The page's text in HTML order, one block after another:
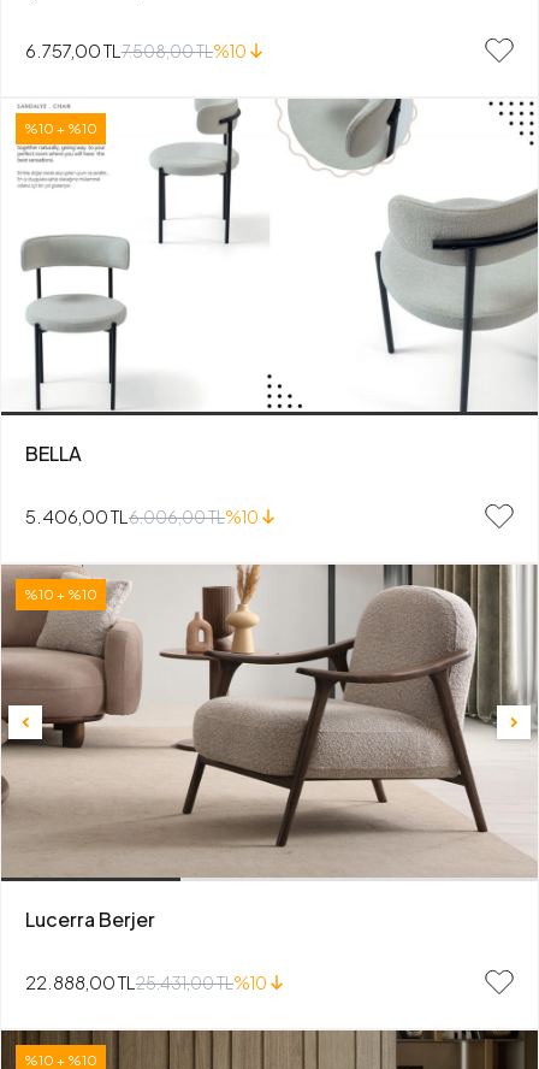
6.757,00 TL 7.508,00 TL%10
%10 + %10
BELLA
5.406,00 TL 6.006,00 TL%10
%10 + %10
Lucerra Berjer
22.888,00 TL 25.431,00 TL%10
%10 + %10